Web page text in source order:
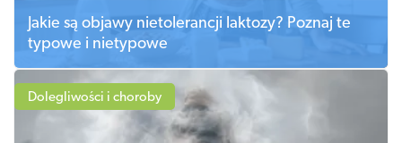
Jakie są objawy nietolerancji laktozy? Poznaj te
typowe i nietypowe
Dolegliwości i choroby